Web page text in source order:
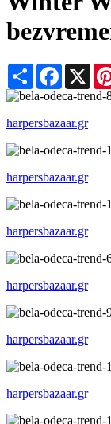
Share Facebook
X
harpersbazaar.gr
harpersbazaar.gr
harpersbazaar.gr
harpersbazaar.gr
harpersbazaar.gr
harpersbazaar.gr